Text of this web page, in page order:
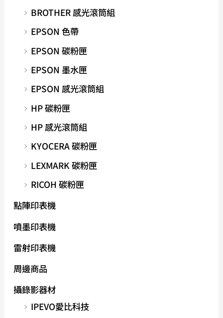
BROTHER 感光滾筒組
EPSON 色帶
EPSON 碳粉匣
EPSON 墨水匣
EPSON 感光滾筒組
HP 碳粉匣
HP 感光滾筒組
KYOCERA 碳粉匣
LEXMARK 碳粉匣
RICOH 碳粉匣
點陣印表機
噴墨印表機
雷射印表機
周邊商品
攝錄影器材
IPEVO愛比科技